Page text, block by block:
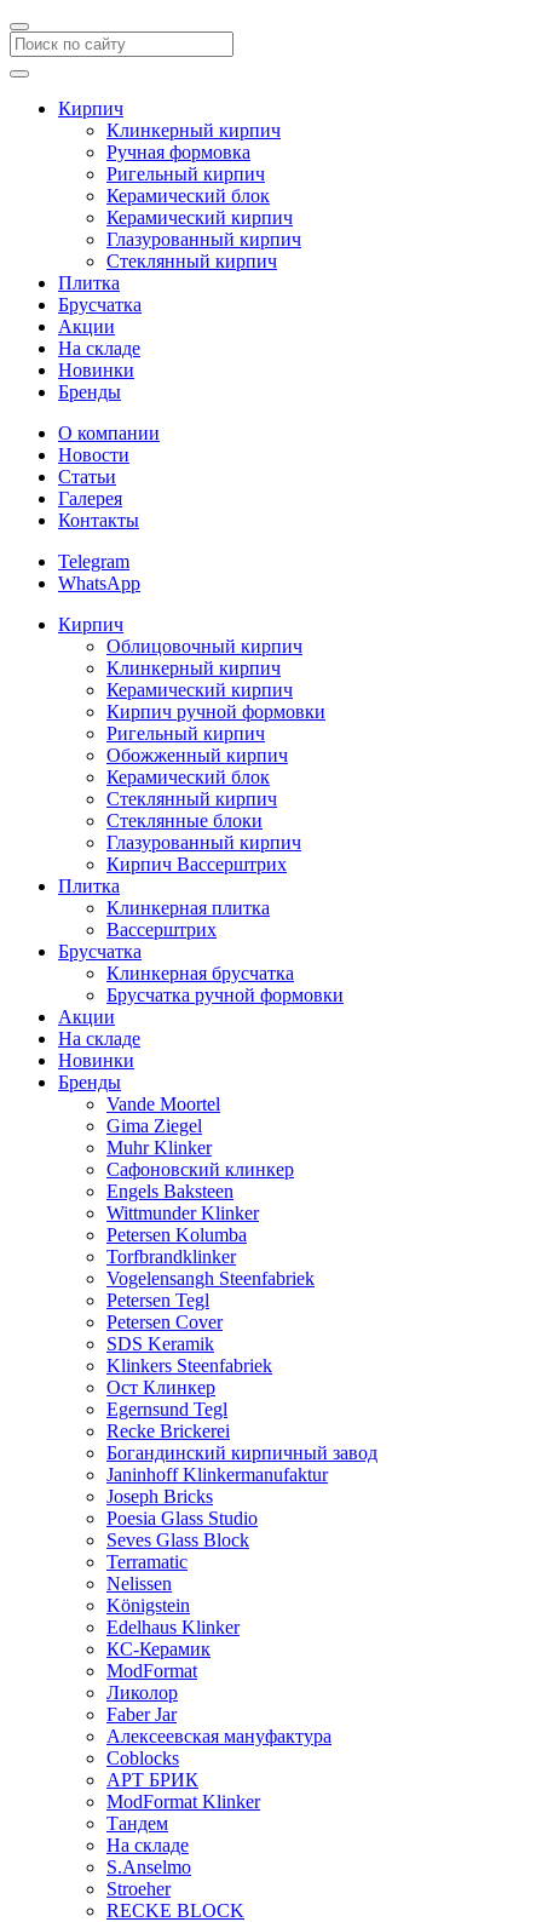
Кирпич
Клинкерный кирпич
Ручная формовка
Ригельный кирпич
Керамический блок
Керамический кирпич
Глазурованный кирпич
Стеклянный кирпич
Плитка
Брусчатка
Акции
На складе
Новинки
Бренды
О компании
Новости
Статьи
Галерея
Контакты
Telegram
WhatsApp
Кирпич
Облицовочный кирпич
Клинкерный кирпич
Керамический кирпич
Кирпич ручной формовки
Ригельный кирпич
Обожженный кирпич
Керамический блок
Стеклянный кирпич
Стеклянные блоки
Глазурованный кирпич
Кирпич Вассерштрих
Плитка
Клинкерная плитка
Вассерштрих
Брусчатка
Клинкерная брусчатка
Брусчатка ручной формовки
Акции
На складе
Новинки
Бренды
Vande Moortel
Gima Ziegel
Muhr Klinker
Сафоновский клинкер
Engels Baksteen
Wittmunder Klinker
Petersen Kolumba
Torfbrandklinker
Vogelensangh Steenfabriek
Petersen Tegl
Petersen Cover
SDS Keramik
Klinkers Steenfabriek
Ост Клинкер
Egernsund Tegl
Recke Brickerei
Богандинский кирпичный завод
Janinhoff Klinkermanufaktur
Joseph Bricks
Poesia Glass Studio
Seves Glass Block
Terramatic
Nelissen
Königstein
Edelhaus Klinker
КС-Керамик
ModFormat
Ликолор
Faber Jar
Алексеевская мануфактура
Coblocks
АРТ БРИК
ModFormat Klinker
Тандем
На складе
S.Anselmo
Stroeher
RECKE BLOCK